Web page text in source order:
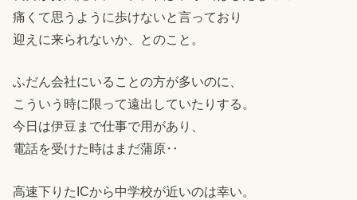
痛くて思うように歩けないと言っており
迎えに来られないか、とのこと。
ふだん会社にいることの方が多いのに、
こういう時に限って遠出していたりする。
今日は伊豆まで仕事で用があり、
電話を受けた時はまだ蒲原‥
高速下りたICから中学校が近いのは幸い。